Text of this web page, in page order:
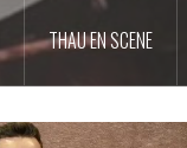
THAU EN SCENE